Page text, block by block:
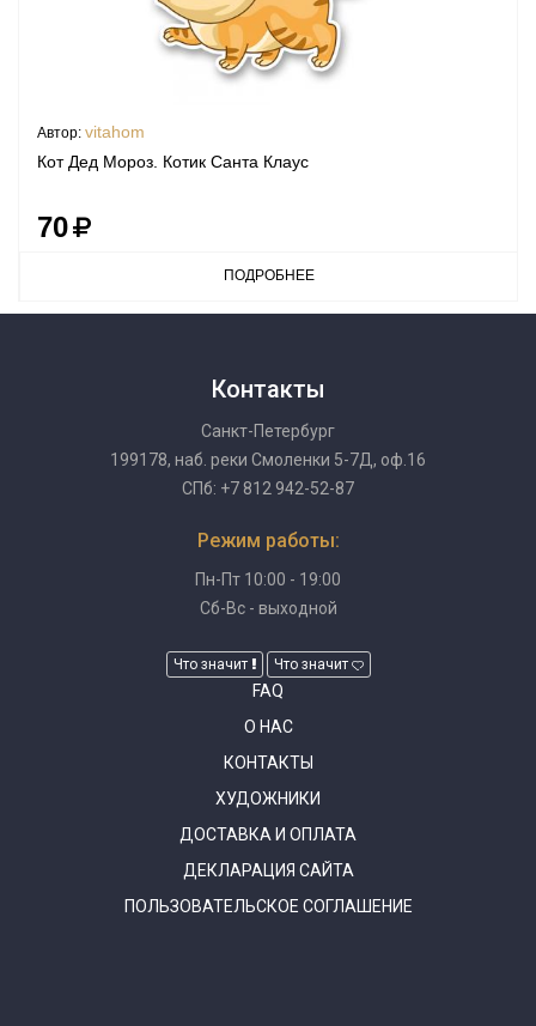
Автор: vitahom
Кот Дед Мороз. Котик Санта Клаус
70
ПОДРОБНЕЕ
Контакты
Санкт-Петербург
199178, наб. реки Смоленки 5-7Д, оф.16
СПб: +7 812 942-52-87
Режим работы:
Пн-Пт 10:00 - 19:00
Сб-Вс - выходной
Что значит Что значит
FAQ
О НАС
КОНТАКТЫ
ХУДОЖНИКИ
ДОСТАВКА И ОПЛАТА
ДЕКЛАРАЦИЯ САЙТА
ПОЛЬЗОВАТЕЛЬСКОЕ СОГЛАШЕНИЕ